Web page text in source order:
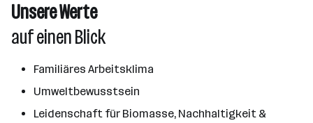
Unsere Werte
auf einen Blick
Familiäres Arbeitsklima
Umweltbewusstsein
Leidenschaft für Biomasse, Nachhaltigkeit &